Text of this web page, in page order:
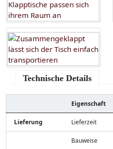
Technische Details
Eigenschaft
Lieferung Lieferzeit
Bauweise